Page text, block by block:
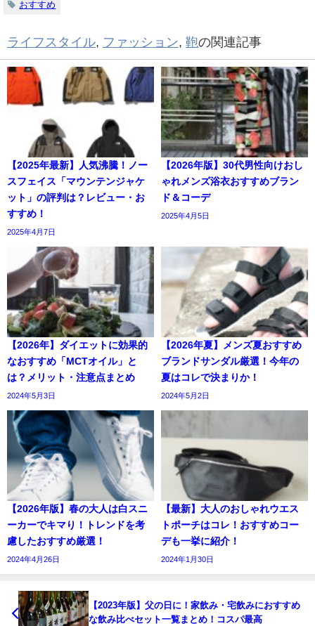
おすすめ
ライフスタイル, ファッション, 鞄の関連記事
【2025年最新】人気沸騰！ノー
スフェイス「マウンテンジャケ
ット」の評判は？レビュー・お
すすめ！
2025年4月7日
【2026年版】30代男性向けおし
ゃれメンズ浴衣おすすめブラン
ド＆コーデ
2025年4月5日
【2026年】ダイエットに効果的
なおすすめ「MCTオイル」と
は？メリット・注意点まとめ
2024年5月3日
【2026年夏】メンズ夏おすすめ
ブランドサンダル厳選！今年の
夏はコレで決まりか！
2024年5月2日
【2026年版】春の大人は白スニ
ーカーでキマり！トレンドを考
慮したおすすめ厳選！
2024年4月26日
【最新】大人のおしゃれウエス
トポーチはコレ！おすすめコー
デも一挙に紹介！
2024年1月30日
【2023年版】父の日に！家飲み・宅飲みにおすすめ
な飲み比べセット一覧まとめ！コスパ最高